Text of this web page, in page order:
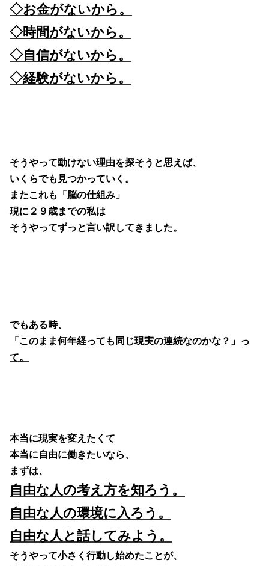
◇お金がないから。
◇時間がないから。
◇自信がないから。
◇経験がないから。
そうやって動けない理由を探そうと思えば、
いくらでも見つかっていく。
またこれも「脳の仕組み」
現に２９歳までの私は
そうやってずっと言い訳してきました。
でもある時、
「このまま何年経っても同じ現実の連続なのかな？」っ
て。
本当に現実を変えたくて
本当に自由に働きたいなら、
まずは、
自由な人の考え方を知ろう。
自由な人の環境に入ろう。
自由な人と話してみよう。
そうやって小さく行動し始めたことが、